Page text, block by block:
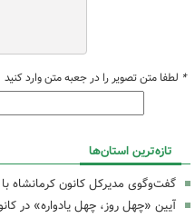
* لطفا متن تصویر را در جعبه متن وارد کنید
تازه‌ترین استان‌ها
گفت‌وگوی مدیرکل کانون کرمانشاه با
آیین «چهل روز، چهل یادواره» در